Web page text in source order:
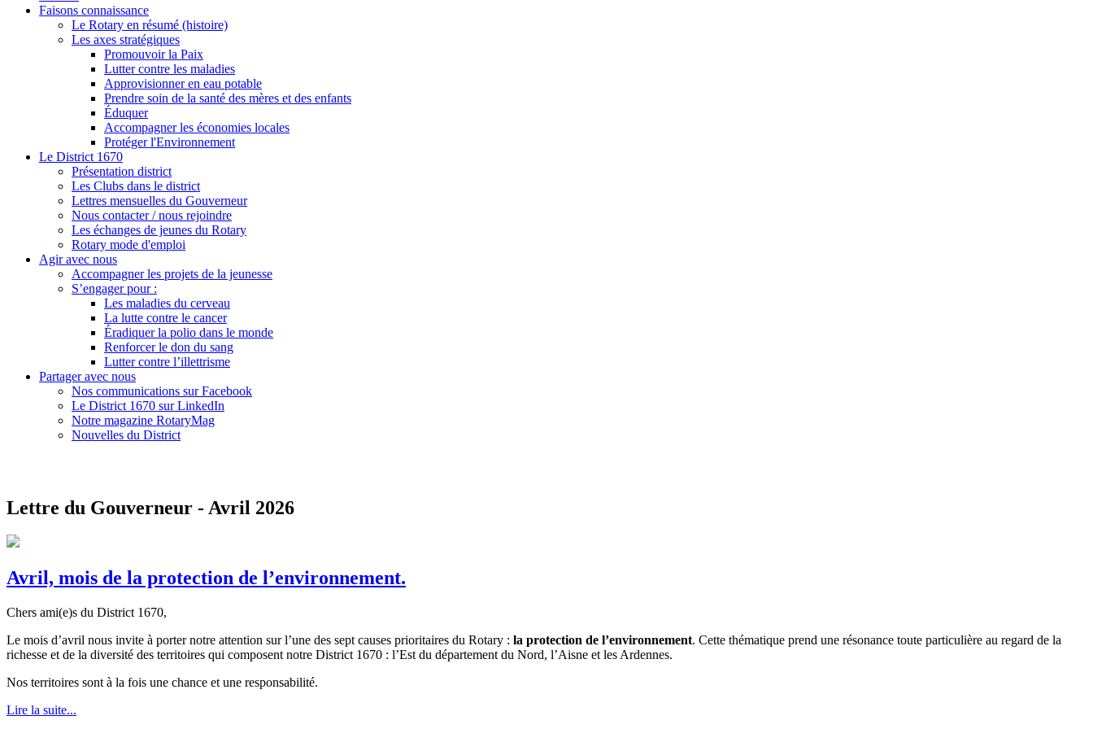
Faisons connaissance
Le Rotary en résumé (histoire)
Les axes stratégiques
Promouvoir la Paix
Lutter contre les maladies
Approvisionner en eau potable
Prendre soin de la santé des mères et des enfants
Éduquer
Accompagner les économies locales
Protéger l'Environnement
Le District 1670
Présentation district
Les Clubs dans le district
Lettres mensuelles du Gouverneur
Nous contacter / nous rejoindre
Les échanges de jeunes du Rotary
Rotary mode d'emploi
Agir avec nous
Accompagner les projets de la jeunesse
S’engager pour :
Les maladies du cerveau
La lutte contre le cancer
Éradiquer la polio dans le monde
Renforcer le don du sang
Lutter contre l’illettrisme
Partager avec nous
Nos communications sur Facebook
Le District 1670 sur LinkedIn
Notre magazine RotaryMag
Nouvelles du District
Lettre du Gouverneur - Avril 2026
Avril, mois de la protection de l’environnement.
Chers ami(e)s du District 1670,
Le mois d’avril nous invite à porter notre attention sur l’une des sept causes prioritaires du Rotary : la protection de l’environnement. Cette thématique prend une résonance toute particulière au regard de la
richesse et de la diversité des territoires qui composent notre District 1670 : l’Est du département du Nord, l’Aisne et les Ardennes.
Nos territoires sont à la fois une chance et une responsabilité.
Lire la suite...